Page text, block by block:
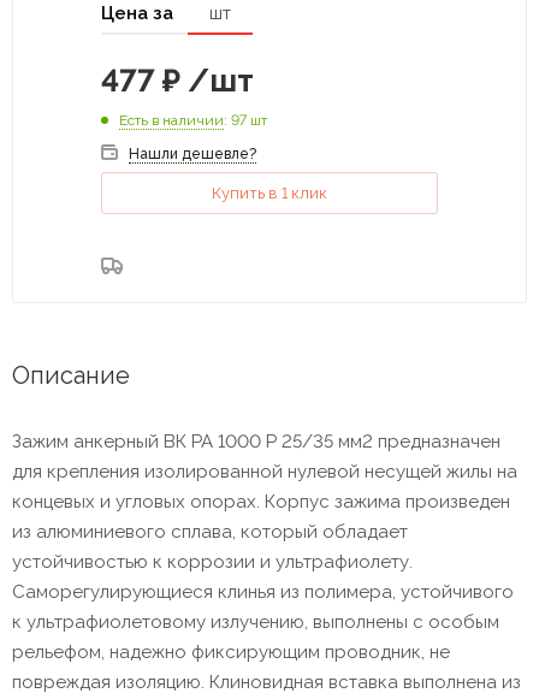
Цена за шт
477 ₽ /шт
Есть в наличии: 97 шт
Нашли дешевле?
Купить в 1 клик
Описание
Зажим анкерный ВК РА 1000 Р 25/35 мм2 предназначен
для крепления изолированной нулевой несущей жилы на
концевых и угловых опорах. Корпус зажима произведен
из алюминиевого сплава, который обладает
устойчивостью к коррозии и ультрафиолету.
Саморегулирующиеся клинья из полимера, устойчивого
к ультрафиолетовому излучению, выполнены с особым
рельефом, надежно фиксирующим проводник, не
повреждая изоляцию. Клиновидная вставка выполнена из